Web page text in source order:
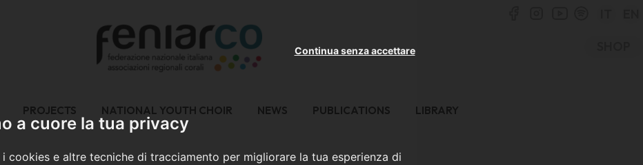
a cuore la tua privacy
i cookies e altre tecniche di tracciamento per migliorare la tua esperienza di
Continua senza accettare
PROJECTS NATIONAL YOUTH CHOIR NEWS PUBLICATIONS LIBRARY